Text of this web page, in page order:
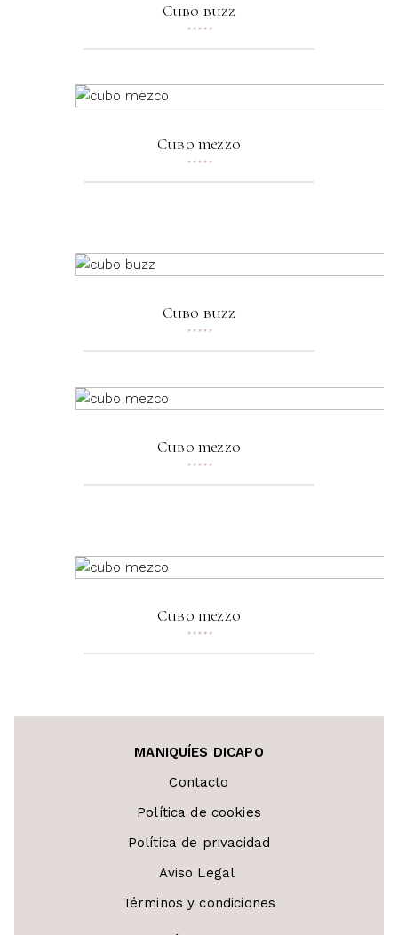
Cubo buzz
★ ★ ★ ★ ★
Cubo mezzo
★ ★ ★ ★ ★
Cubo buzz
★ ★ ★ ★ ★
Cubo mezzo
★ ★ ★ ★ ★
Cubo mezzo
★ ★ ★ ★ ★
MANIQUÍES DICAPO
Contacto
Política de cookies
Política de privacidad
Aviso Legal
Términos y condiciones